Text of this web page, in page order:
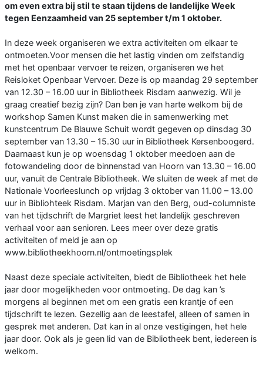
om even extra bij stil te staan tijdens de landelijke Week
tegen Eenzaamheid van 25 september t/m 1 oktober.
In deze week organiseren we extra activiteiten om elkaar te
ontmoeten.Voor mensen die het lastig vinden om zelfstandig
met het openbaar vervoer te reizen, organiseren we het
Reisloket Openbaar Vervoer. Deze is op maandag 29 september
van 12.30 – 16.00 uur in Bibliotheek Risdam aanwezig. Wil je
graag creatief bezig zijn? Dan ben je van harte welkom bij de
workshop Samen Kunst maken die in samenwerking met
kunstcentrum De Blauwe Schuit wordt gegeven op dinsdag 30
september van 13.30 – 15.30 uur in Bibliotheek Kersenboogerd.
Daarnaast kun je op woensdag 1 oktober meedoen aan de
fotowandeling door de binnenstad van Hoorn van 13.30 – 16.00
uur, vanuit de Centrale Bibliotheek. We sluiten de week af met de
Nationale Voorleeslunch op vrijdag 3 oktober van 11.00 – 13.00
uur in Bibliohteek Risdam. Marjan van den Berg, oud-columniste
van het tijdschrift de Margriet leest het landelijk geschreven
verhaal voor aan senioren. Lees meer over deze gratis
activiteiten of meld je aan op
www.bibliotheekhoorn.nl/ontmoetingsplek
Naast deze speciale activiteiten, biedt de Bibliotheek het hele
jaar door mogelijkheden voor ontmoeting. De dag kan ’s
morgens al beginnen met om een gratis een krantje of een
tijdschrift te lezen. Gezellig aan de leestafel, alleen of samen in
gesprek met anderen. Dat kan in al onze vestigingen, het hele
jaar door. Ook als je geen lid van de Bibliotheek bent, iedereen is
welkom.